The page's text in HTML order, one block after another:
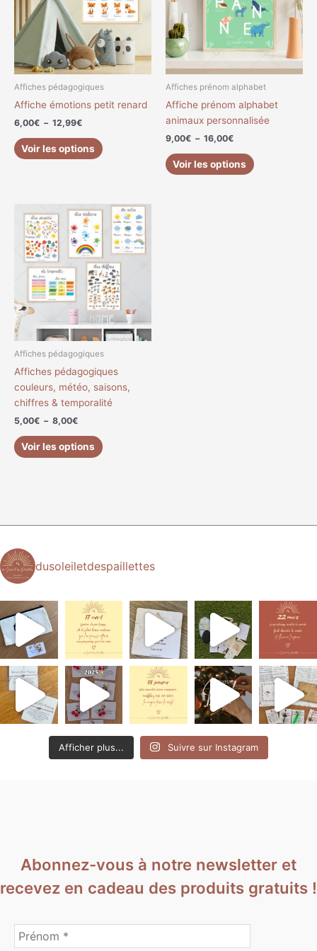
Affiches pédagogiques
Affiche émotions petit renard
6,00€ – 12,99€
Voir les options
variations.
Les
options
peuvent
être
choisies
sur
du
Affiches prénom alphabet
Affiche prénom alphabet
animaux personnalisée
9,00€ – 16,00€
Voir les options
variations.
Les
options
peuvent
être
choisies
sur
la
produit
Affiches pédagogiques
Affiches pédagogiques
couleurs, météo, saisons,
chiffres & temporalité
5,00€ – 8,00€
Plage
de
prix :
5,00€
à
8,00€
Voir les options
Ce
produit
plusieurs
variations.
Les
options
peuvent
être
choisies
sur
la
page
dusoleiletdespaillettes
Afficher plus... Suivre sur Instagram
Abonnez-vous à notre newsletter et
recevez en cadeau des produits gratuits !